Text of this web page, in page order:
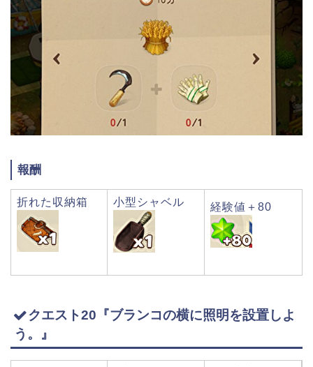
報酬
折れた収納箱 小型シャベル 経験値＋80
クエスト20『ブランコの横に照明を設置しよ
う。』